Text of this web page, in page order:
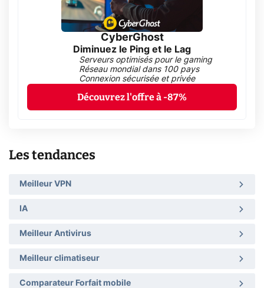
CyberGhost
Diminuez le Ping et le Lag
Serveurs optimisés pour le gaming
Réseau mondial dans 100 pays
Connexion sécurisée et privée
Découvrez l'offre à -87%
Les tendances
Meilleur VPN
IA
Meilleur Antivirus
Meilleur climatiseur
Comparateur Forfait mobile